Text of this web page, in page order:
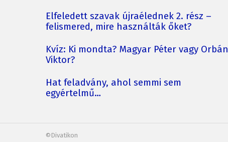
Elfeledett szavak újraélednek 2. rész –
felismered, mire használták őket?
Kvíz: Ki mondta? Magyar Péter vagy Orbán
Viktor?
Hat feladvány, ahol semmi sem
egyértelmű…
©Divatikon